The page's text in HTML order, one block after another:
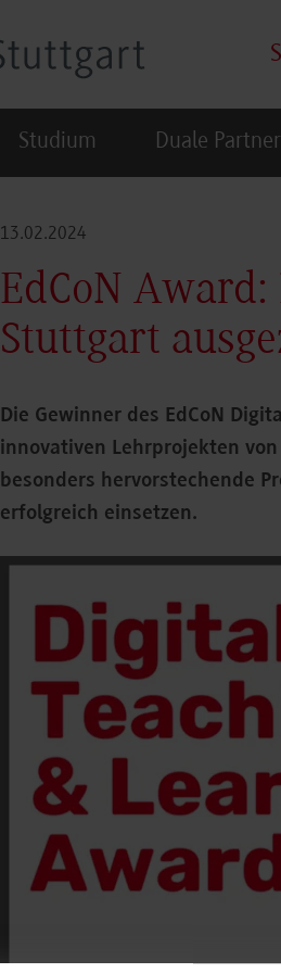
Studium Duale Partner
13.02.2024
EdCoN
Stuttgart
Die Gewinner des EdCoN
innovativen Lehrprojekten
besonders hervorstechende
erfolgreich einsetzen.